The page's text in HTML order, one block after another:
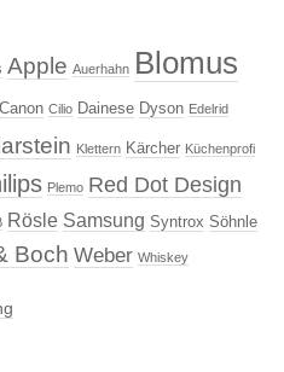
Apple Auerhahn Blomus
Canon Cilio Dainese Dyson Edelrid
Klettern Kärcher Küchenprofi
Plemo Red Dot Design
Rösle Samsung Syntrox Söhnle
Boch Weber Whiskey